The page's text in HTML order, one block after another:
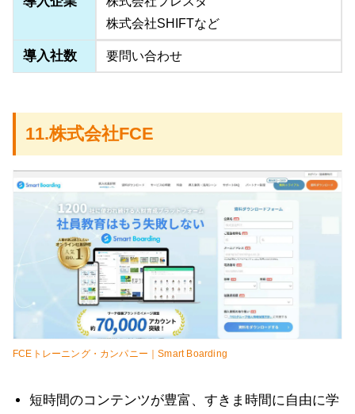
株式会社SHIFTなど
導入社数 要問い合わせ
11.株式会社FCE
FCEトレーニング・カンパニー｜Smart Boarding
短時間のコンテンツが豊富、すきま時間に自由に学